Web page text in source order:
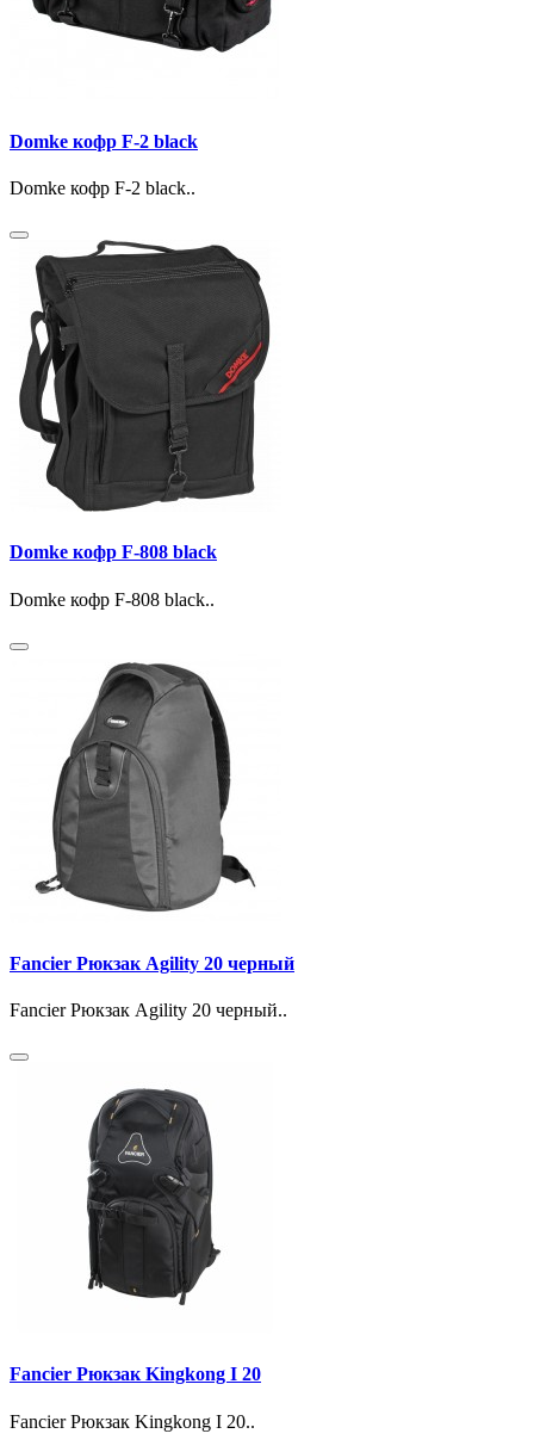
Domke кофр F-2 black
Domke кофр F-2 black..
Domke кофр F-808 black
Domke кофр F-808 black..
Fancier Рюкзак Agility 20 черный
Fancier Рюкзак Agility 20 черный..
Fancier Рюкзак Kingkong I 20
Fancier Рюкзак Kingkong I 20..